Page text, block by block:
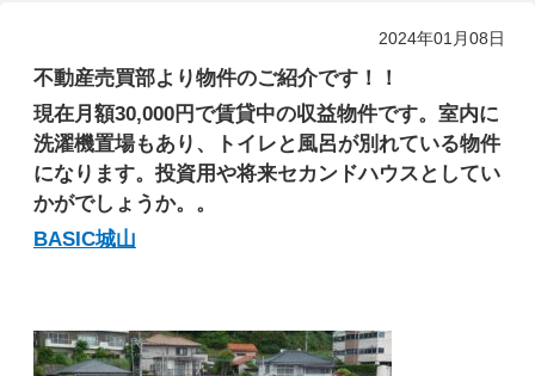
2024年01月08日
不動産売買部より物件のご紹介です！！
現在月額30,000円で賃貸中の収益物件です。室内に
洗濯機置場もあり、トイレと風呂が別れている物件
になります。投資用や将来セカンドハウスとしてい
かがでしょうか。。
BASIC城山